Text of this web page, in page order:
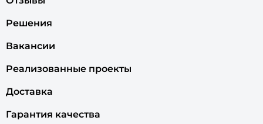
Решения
Вакансии
Реализованные проекты
Доставка
Гарантия качества